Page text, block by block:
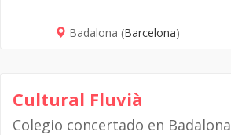
Badalona (Barcelona)
Cultural Fluvià
Colegio concertado en Badalona